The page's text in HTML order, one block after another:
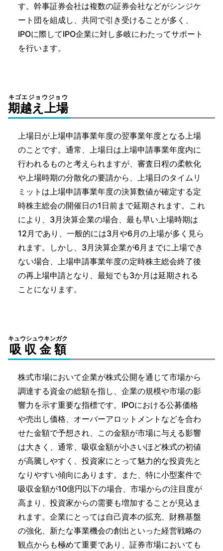
す。幹事証券会社は複数の証券会社などがシンジケ
ート団を組成し、共同で引き受けることが多く、
IPOに際してIPO企業に対し多岐にわたってサポート
を行います。
期越え上場
キゴエジョウジョウ
上場日が上場申請事業年度の翌事業年度となる上場
のことです。通常、上場日は上場申請事業年度内に
行われるものと考えられますが、審査日程の柔軟化
や上場時期の分散化の要請から、上場日のタイムリ
ミットは上場申請事業年度の決算数値が確定する定
時株主総会の開催日の1日前まで延期されます。これ
により、3月決算企業の場合、最も早い上場時期は
12月であり、一般的には3月や6月の上場が多く見ら
れます。しかし、3月決算企業が6月までに上場でき
ない場合、上場申請事業年度の定時株主総会終了後
の再上場申請となり、最短でも3か月は延期される
ことになります。
吸収金額
キュウシュウキンガク
株式市場において企業が株式公開を通じて市場から
調達する資金の総額を指し、企業の規模や市場の影
響力を示す重要な指標です。IPOにおける公募価格
や売出し価格、オーバーアロットメントなどを合わ
せた金額で予想され、この金額が市場に与える影響
は大きく、通常、吸収金額が小さいほど株式の初値
が高騰しやすく、投資家にとって魅力的な投資先と
なりやすい傾向にあります。また、特に小型案件で
吸収金額が10億円以下の場合、市場からの注目度が
高まり、投資家からの需要も増加することが見込ま
れます。企業にとっては自己資本の拡充、財務基盤
の強化、新たな事業機会の創出といった経営戦略の
観点からも極めて重要であり、証券市場においても